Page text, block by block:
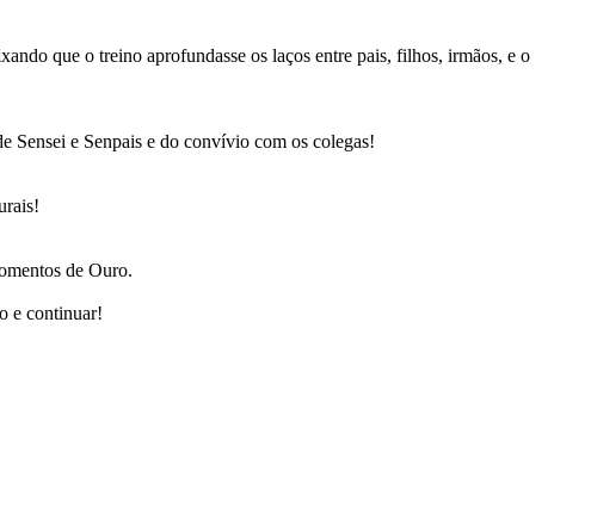
que o treino aprofundasse os laços entre pais, filhos, irmãos, e o
Sensei e Senpais e do convívio com os colegas!
de Ouro.
e continuar!